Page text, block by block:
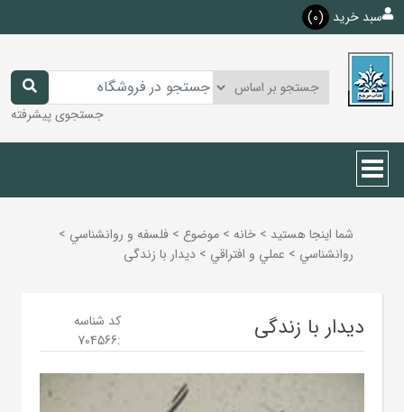
سبد خرید (0)
جستجوی پیشرفته
شما اینجا هستید > خانه > موضوع > فلسفه و روانشناسي >
روانشناسي > عملي و افتراقي > دیدار با زندگی
دیدار با زندگی
کد شناسه
:
704566